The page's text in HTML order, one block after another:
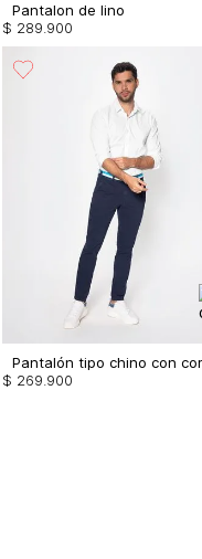
Pantalon de lino
$ 289.900
$ 269 900